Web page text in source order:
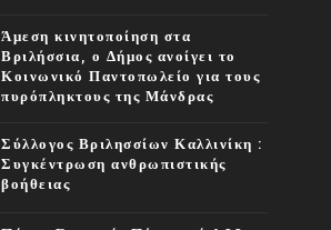
Άμεση κινητοποίηση στα
Βριλήσσια, ο Δήμος ανοίγει το
Κοινωνικό Παντοπωλείο για τους
πυρόπληκτους της Μάνδρας
Σύλλογος Βριλησσίων Καλλινίκη :
Συγκέντρωση ανθρωπιστικής
βοήθειας